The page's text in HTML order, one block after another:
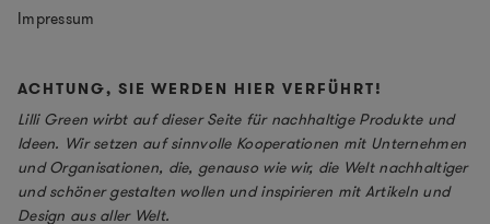
Impressum
ACHTUNG, SIE WERDEN HIER VERFÜHRT!
Lilli Green wirbt auf dieser Seite für nachhaltige Produkte und
Ideen. Wir setzen auf sinnvolle Kooperationen mit Unternehmen
und Organisationen, die, genauso wie wir, die Welt nachhaltiger
und schöner gestalten wollen und inspirieren mit Artikeln und
Design aus aller Welt.